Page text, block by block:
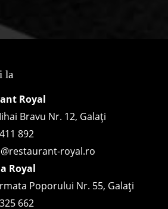
la
Royal
Bravu Nr. 12, Galați
892
royal.ro
Royal
Poporului Nr. 55, Galați
662